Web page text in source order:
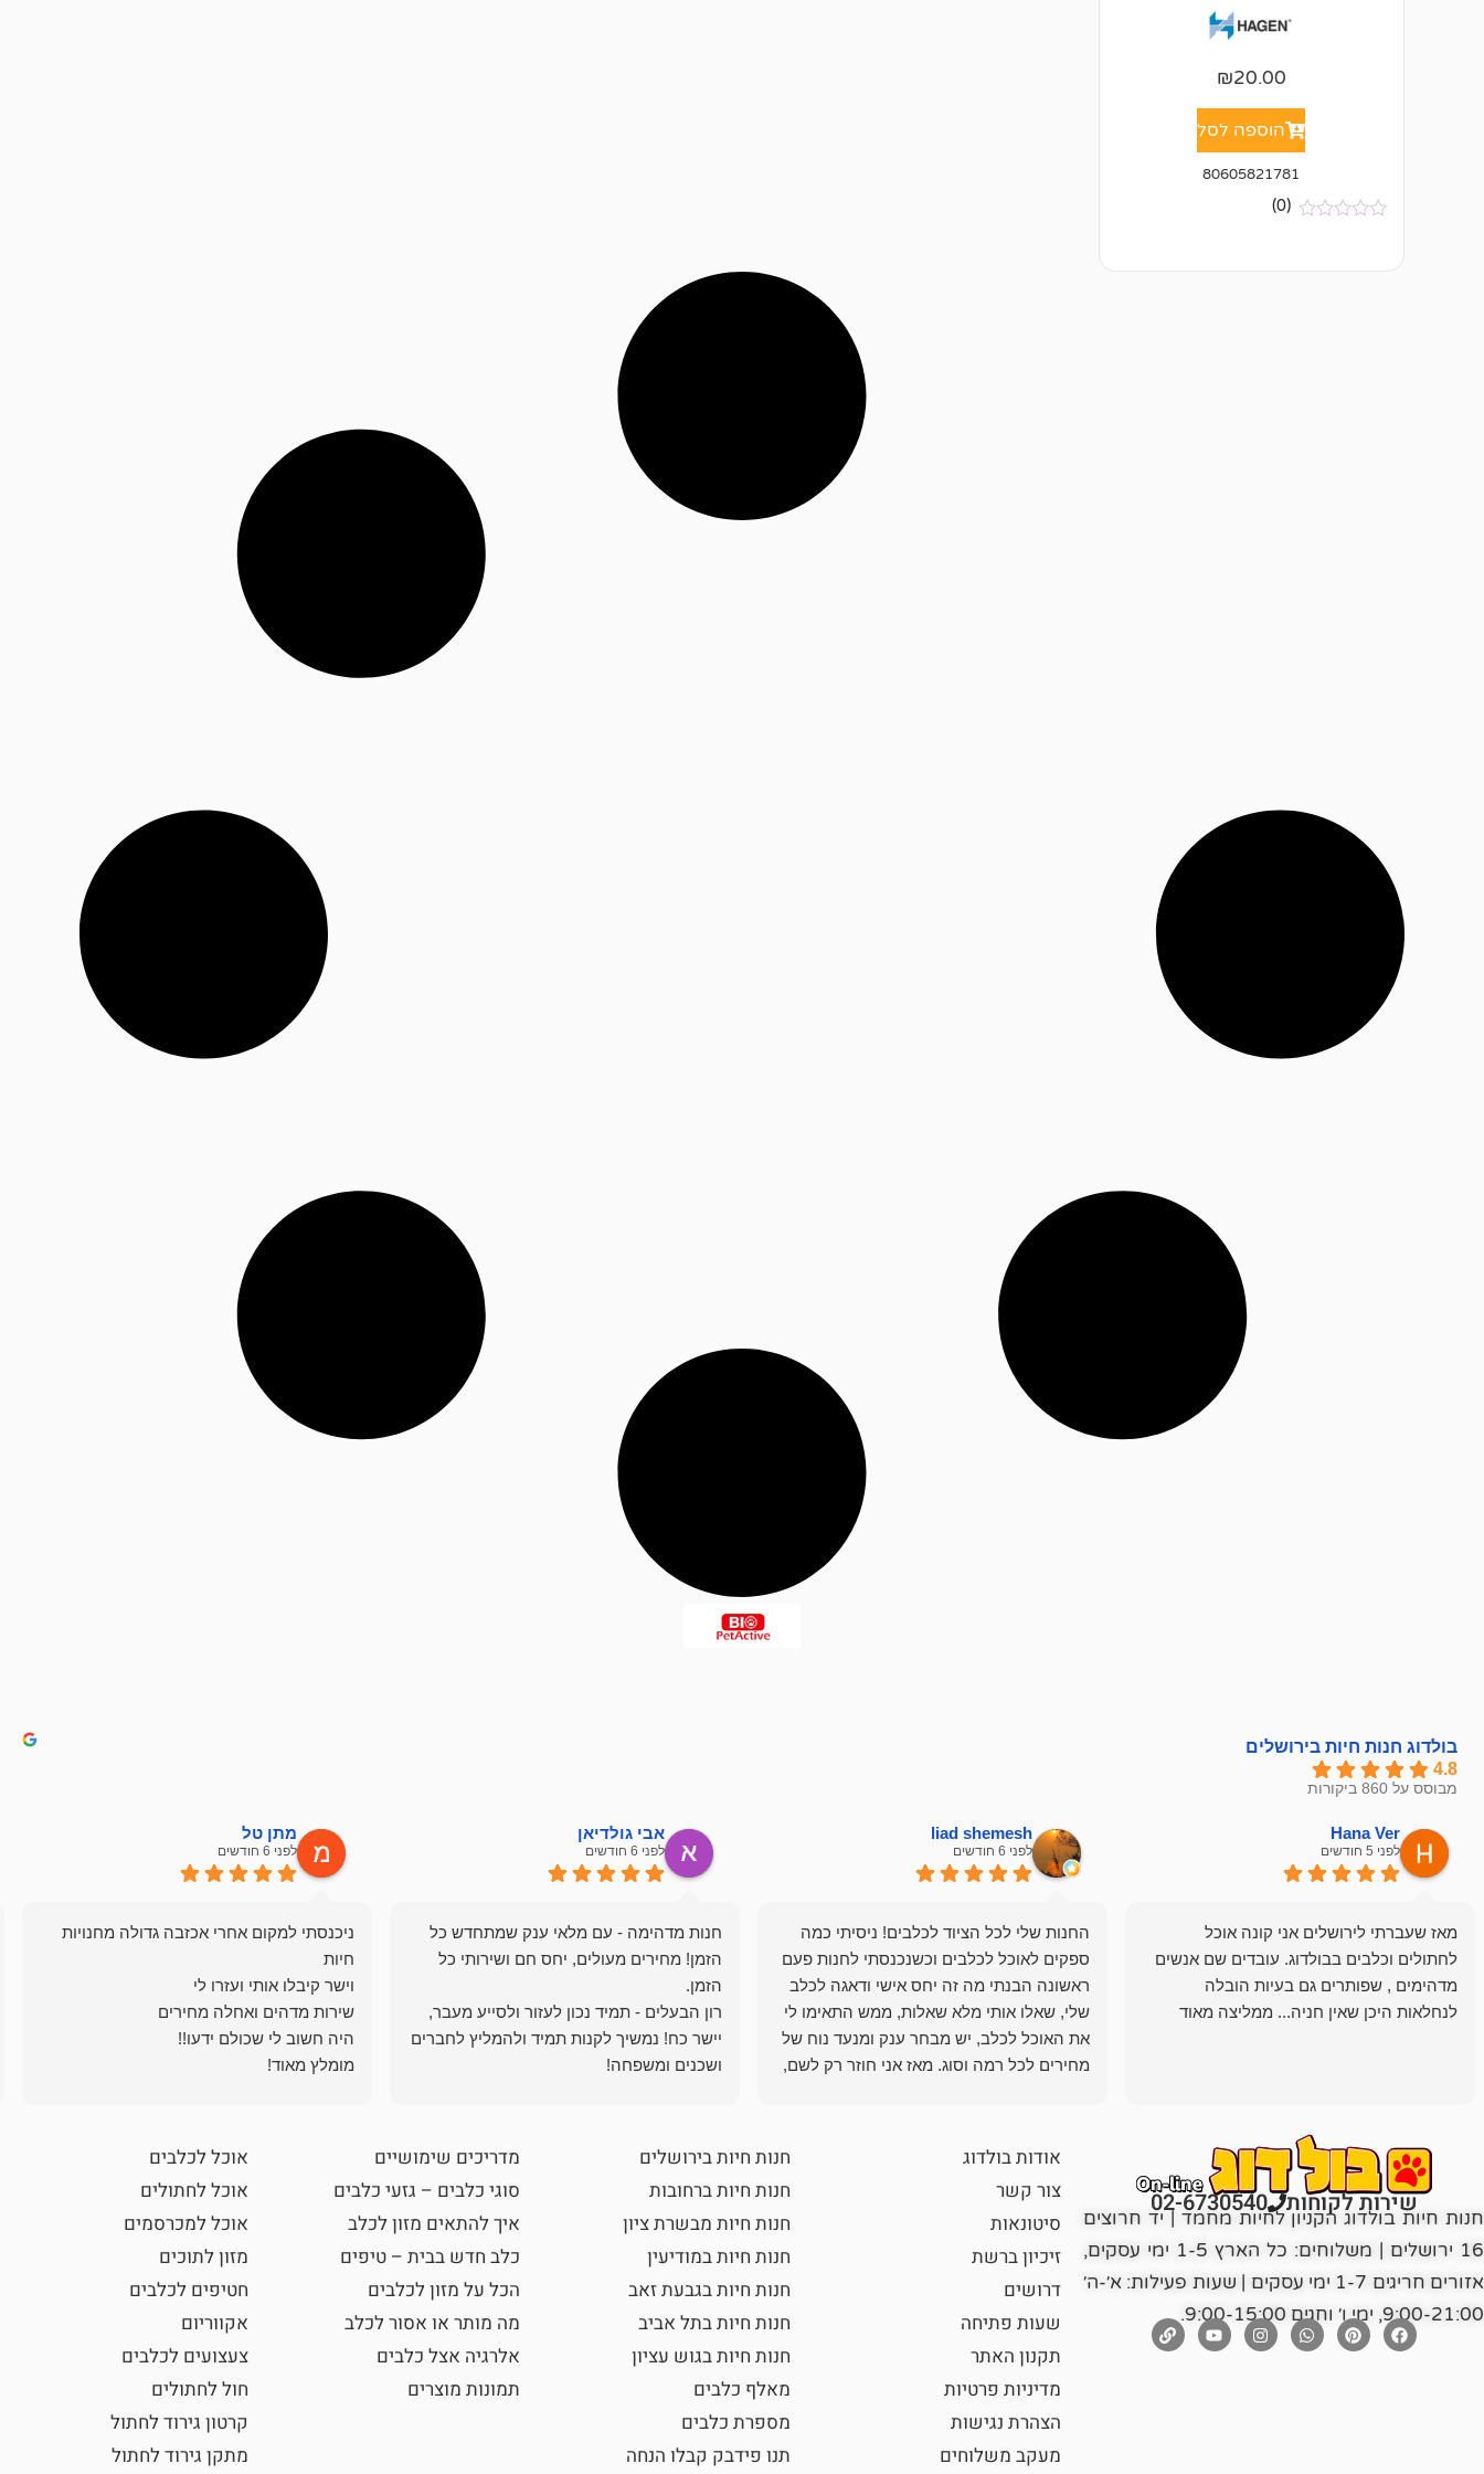
₪20.00
הוספה לסל
80605821781
(0)
בולדוג חנות חיות בירושלים
4.8
מבוסס על 860 ביקורות
Hana Ver
לפני 5 חודשים
מאז שעברתי לירושלים אני קונה אוכל
לחתולים וכלבים בבולדוג. עובדים שם אנשים
מדהימים , שפותרים גם בעיות הובלה
לנחלאות היכן שאין חניה... ממליצה מאוד
liad shemesh
לפני 6 חודשים
החנות שלי לכל הציוד לכלבים! ניסיתי כמה
ספקים לאוכל לכלבים וכשנכנסתי לחנות פעם
ראשונה הבנתי מה זה יחס אישי ודאגה לכלב
שלי, שאלו אותי מלא שאלות, ממש התאימו לי
את האוכל לכלב, יש מבחר ענק ומנעד נוח של
מחירים לכל רמה וסוג. מאז אני חוזר רק לשם,
אבי גולדיאן
לפני 6 חודשים
חנות מדהימה - עם מלאי ענק שמתחדש כל
הזמן! מחירים מעולים, יחס חם ושירותי כל
רון הבעלים - תמיד נכון לעזור ולסייע מעבר,
יישר כח! נמשיך לקנות תמיד ולהמליץ לחברים
ושכנים ומשפחה!
מתן טל
לפני 6 חודשים
ניכנסתי למקום אחרי אכזבה גדולה מחנויות
מומלץ מאוד!
שירות לקוחות 02-6730540
חנות חיות בולדוג הקניון לחיות מחמד | יד חרוצים
16 ירושלים | משלוחים: כל הארץ 1-5 ימי עסקים,
אזורים חריגים 1-7 ימי עסקים | שעות פעילות: א׳-ה׳
9:00-21:00, ימי ו׳ וחגים 9:00-15:00.
אודות בולדוג
צור קשר
סיטונאות
זיכיון ברשת
דרושים
שעות פתיחה
תקנון האתר
מדיניות פרטיות
הצהרת נגישות
מעקב משלוחים
חנות חיות בירושלים
חנות חיות ברחובות
חנות חיות מבשרת ציון
חנות חיות במודיעין
חנות חיות בגבעת זאב
חנות חיות בתל אביב
חנות חיות בגוש עציון
מאלף כלבים
מספרת כלבים
תנו פידבק קבלו הנחה
מדריכים שימושיים
סוגי כלבים – גזעי כלבים
איך להתאים מזון לכלב
כלב חדש בבית – טיפים
הכל על מזון לכלבים
מה מותר או אסור לכלב
אלרגיה אצל כלבים
תמונות מוצרים
אוכל לכלבים
אוכל לחתולים
אוכל למכרסמים
מזון לתוכים
חטיפים לכלבים
אקווריום
צעצועים לכלבים
חול לחתולים
קרטון גירוד לחתול
מתקן גירוד לחתול